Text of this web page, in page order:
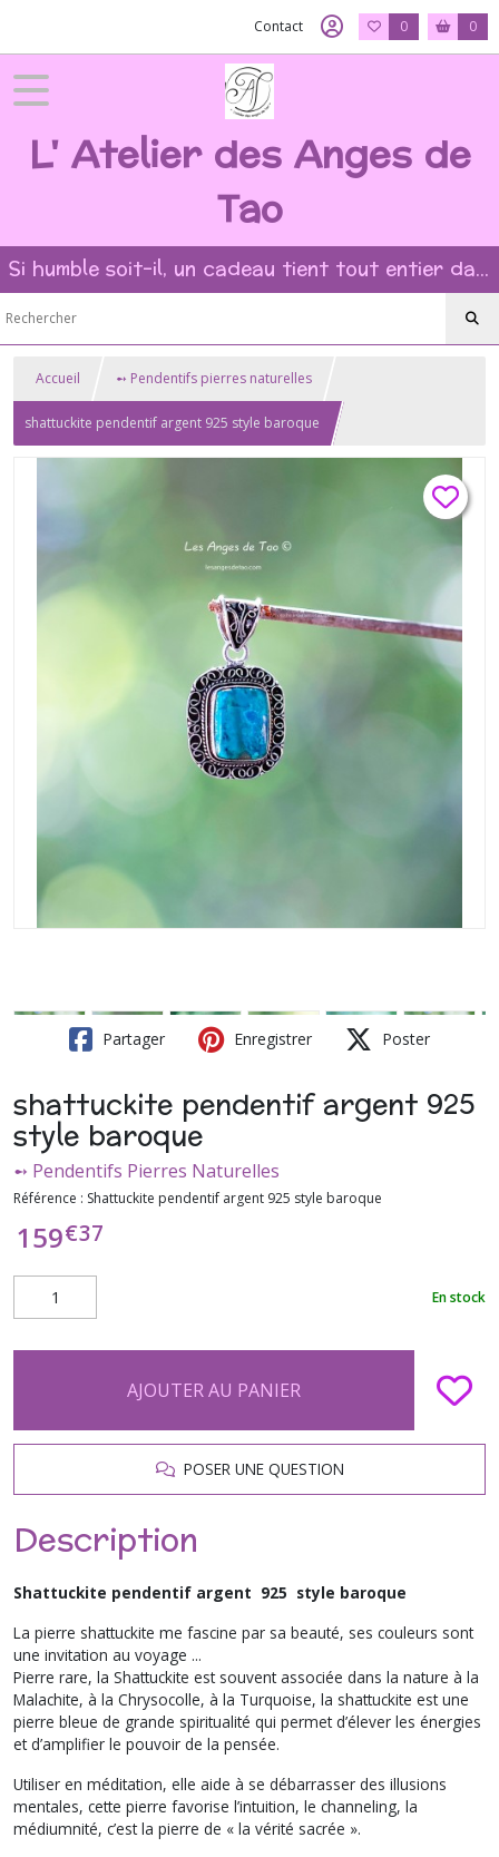
Contact 0 0
L' Atelier des Anges de
Tao
Si humble soit-il, un cadeau tient tout entier dans l'intention et la beauté du geste ?
Accueil ➻ Pendentifs pierres naturelles
shattuckite pendentif argent 925 style baroque
Partager Enregistrer Poster
shattuckite pendentif argent 925
style baroque
➻ Pendentifs Pierres Naturelles
Référence : Shattuckite pendentif argent 925 style baroque
159€37
En stock
AJOUTER AU PANIER
POSER UNE QUESTION
Description
Shattuckite pendentif argent 925 style baroque
La pierre shattuckite me fascine par sa beauté, ses couleurs sont
une invitation au voyage ...
Pierre rare, la Shattuckite est souvent associée dans la nature à la
Malachite, à la Chrysocolle, à la Turquoise, la shattuckite est une
pierre bleue de grande spiritualité qui permet d’élever les énergies
et d’amplifier le pouvoir de la pensée.
Utiliser en méditation, elle aide à se débarrasser des illusions
mentales, cette pierre favorise l’intuition, le channeling, la
médiumnité, c’est la pierre de « la vérité sacrée ».